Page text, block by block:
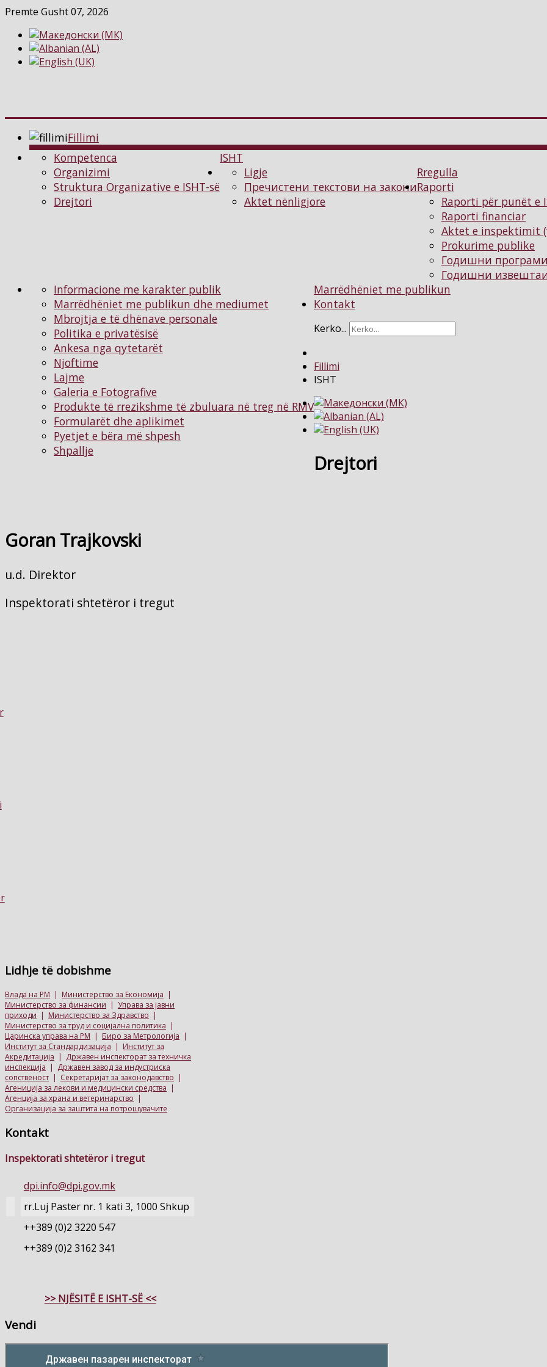
Premte Gusht 07, 2026
Fillimi
ISHT
Kompetenca
Organizimi
Struktura Organizative e ISHT-së
Drejtori
Rregulla
Ligje
Пречистени текстови на закони
Aktet nënligjore
Raporti
Raporti për punët e
Raporti financiar
Aktet e inspektimit
Prokurime publike
Годишни програми
Годишни
Marrëdhëniet me publikun
Informacione me karakter publik
Marrëdhëniet me publikun dhe mediumet
Mbrojtja e të dhënave personale
Politika e privatësisë
Ankesa nga qytetarët
Njoftimе
Lajme
Galeria e Fotografive
Produkte të rrezikshme të zbuluara në treg në RMV
Formularët dhe aplikimet
Pyetjet e bëra më shpesh
Shpallje
Kontakt
Kerko...
Fillimi
ISHT
Drejtori
Goran Trajkovski
u.d. Direktor
Inspektorati shtetëror i tregut
Lidhje të dobishme
Влада на РМ | Министерство за Економија |
Министерство за финансии | Управа за јавни
приходи | Министерство за Здравство |
Министерство за труд и социјална политика |
Царинска управа на РМ | Биро за Метрологија |
Институт за Стандардизација | Институт за
Акредитација | Државен инспекторат за техничка
инспекција | Државен завод за индустриска
сопственост | Секретаријат за законодавство |
Агениција за лекови и медицински средства |
Агенција за храна и ветеринарство |
Организација за заштита на потрошувачите
Kontakt
Inspektorati shtetëror i tregut
dpi.info@dpi.gov.mk
rr.Luj Paster nr. 1 kati 3, 1000 Shkup
++389 (0)2 3220 547
++389 (0)2 3162 341
>> NJËSITË E ISHT-SË <<
Vendi